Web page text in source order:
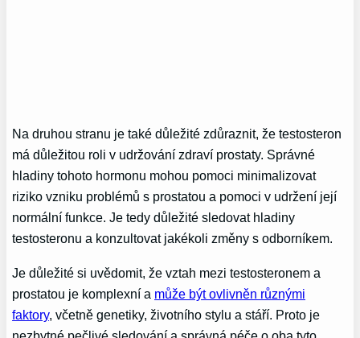
Na druhou stranu je také důležité zdůraznit, že testosteron
má důležitou roli v udržování zdraví prostaty. Správné
hladiny tohoto hormonu mohou pomoci minimalizovat
riziko vzniku problémů s prostatou a pomoci v udržení její
normální funkce. Je tedy důležité sledovat hladiny
testosteronu a konzultovat jakékoli změny s odborníkem.
Je důležité si uvědomit, že vztah mezi testosteronem a
prostatou je komplexní a může být ovlivněn různými
faktory, včetně genetiky, životního stylu a stáří. Proto je